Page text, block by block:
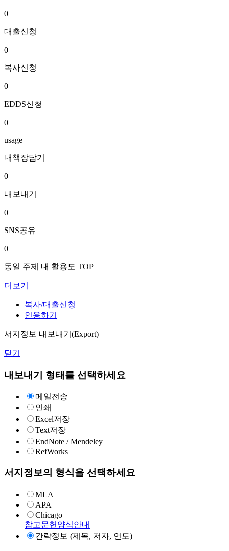
0
대출신청
0
복사신청
0
EDDS신청
0
usage
내책장담기
0
내보내기
0
SNS공유
0
동일 주제 내 활용도 TOP
더보기
복사/대출신청
인용하기
서지정보 내보내기(Export)
닫기
내보내기 형태를 선택하세요
메일전송
인쇄
Excel저장
Text저장
EndNote / Mendeley
RefWorks
서지정보의 형식을 선택하세요
MLA
APA
Chicago
참고문헌양식안내
간략정보 (제목, 저자, 연도)